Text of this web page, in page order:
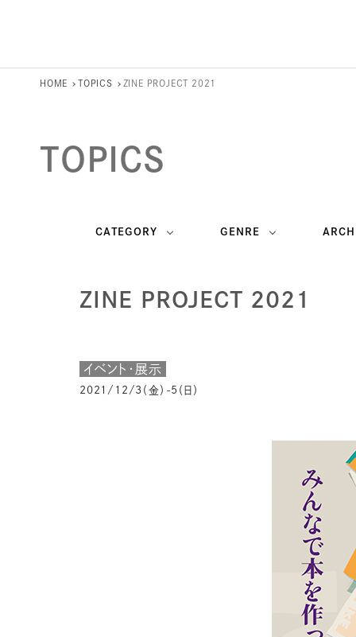
HOME TOPICS ZINE PROJECT 2021
TOPICS
CATEGORY GENRE
ZINE PROJECT 2021
イベント・展示
2021/12/3（金）-5（日）